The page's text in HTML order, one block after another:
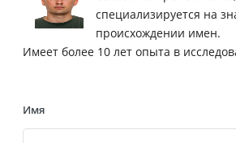
специализируется на
происхождении имен.
Имеет более 10 лет опыта в
Имя